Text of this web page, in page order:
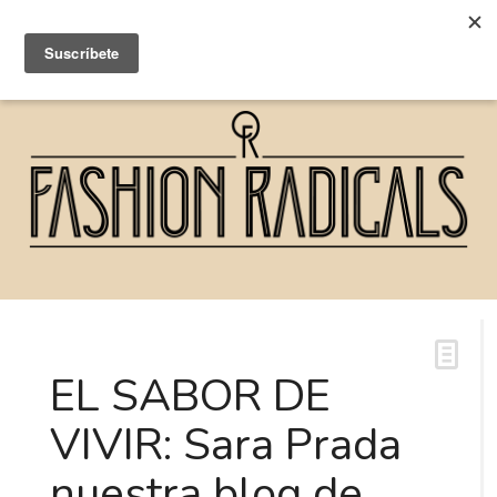
EL SABOR DE
VIVIR: Sara Prada